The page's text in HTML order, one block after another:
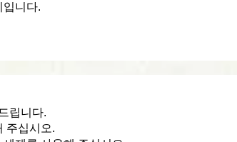
입니다.
립니다.
주십시오.